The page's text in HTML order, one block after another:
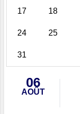
17 18
24 25
31
06
AOÛT